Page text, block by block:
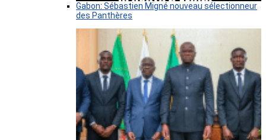
Gabon: Sébastien Migné nouveau sélectionneur
des Panthères